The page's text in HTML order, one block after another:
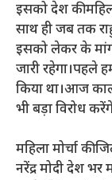
इसको देश की
साथ ही जब तक
इसको लेकर के
जारी रहेगा।पहले
किया था।आज
भी बड़ा विरोध
महिला मोर्चा की
नरेंद्र मोदी देश